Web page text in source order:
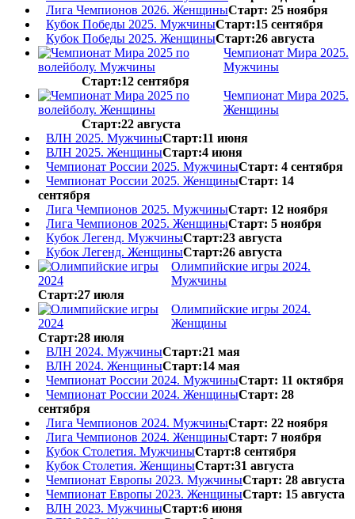
Лига Чемпионов 2026. ЖенщиныСтарт: 25 ноября
Кубок Победы 2025. МужчиныСтарт:15 сентября
Кубок Победы 2025. ЖенщиныСтарт:26 августа
Чемпионат Мира 2025.
Мужчины
Старт:12 сентября
Чемпионат Мира 2025.
Женщины
Старт:22 августа
ВЛН 2025. МужчиныСтарт:11 июня
ВЛН 2025. ЖенщиныСтарт:4 июня
Чемпионат России 2025. МужчиныСтарт: 4 сентября
Чемпионат России 2025. ЖенщиныСтарт: 14
сентября
Лига Чемпионов 2025. МужчиныСтарт: 12 ноября
Лига Чемпионов 2025. ЖенщиныСтарт: 5 ноября
Кубок Легенд. МужчиныСтарт:23 августа
Кубок Легенд. ЖенщиныСтарт:26 августа
Олимпийские игры 2024.
Мужчины
Старт:27 июля
Олимпийские игры 2024.
Женщины
Старт:28 июля
ВЛН 2024. МужчиныСтарт:21 мая
ВЛН 2024. ЖенщиныСтарт:14 мая
Чемпионат России 2024. МужчиныСтарт: 11 октября
Чемпионат России 2024. ЖенщиныСтарт: 28
сентября
Лига Чемпионов 2024. МужчиныСтарт: 22 ноября
Лига Чемпионов 2024. ЖенщиныСтарт: 7 ноября
Кубок Столетия. МужчиныСтарт:8 сентября
Кубок Столетия. ЖенщиныСтарт:31 августа
Чемпионат Европы 2023. МужчиныСтарт: 28 августа
Чемпионат Европы 2023. ЖенщиныСтарт: 15 августа
ВЛН 2023. МужчиныСтарт:6 июня